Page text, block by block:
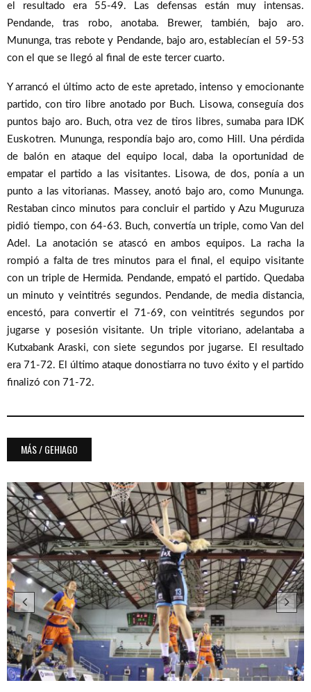
el resultado era 55-49. Las defensas están muy intensas.
Pendande, tras robo, anotaba. Brewer, también, bajo aro.
Mununga, tras rebote y Pendande, bajo aro, establecían el 59-53
con el que se llegó al final de este tercer cuarto.
Y arrancó el último acto de este apretado, intenso y emocionante
partido, con tiro libre anotado por Buch. Lisowa, conseguía dos
puntos bajo aro. Buch, otra vez de tiros libres, sumaba para IDK
Euskotren. Mununga, respondía bajo aro, como Hill. Una pérdida
de balón en ataque del equipo local, daba la oportunidad de
empatar el partido a las visitantes. Lisowa, de dos, ponía a un
punto a las vitorianas. Massey, anotó bajo aro, como Mununga.
Restaban cinco minutos para concluir el partido y Azu Muguruza
pidió tiempo, con 64-63. Buch, convertía un triple, como Van del
Adel. La anotación se atascó en ambos equipos. La racha la
rompió a falta de tres minutos para el final, el equipo visitante
con un triple de Hermida. Pendande, empató el partido. Quedaba
un minuto y veintitrés segundos. Pendande, de media distancia,
encestó, para convertir el 71-69, con veintitrés segundos por
jugarse y posesión visitante. Un triple vitoriano, adelantaba a
Kutxabank Araski, con siete segundos por jugarse. El resultado
era 71-72. El último ataque donostiarra no tuvo éxito y el partido
finalizó con 71-72.
MÁS / GEHIAGO